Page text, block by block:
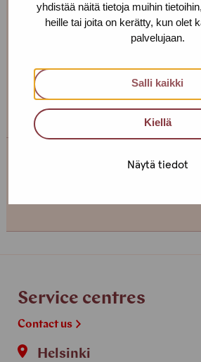
yhdistää näitä tietoja muihin
heille tai joita on kerätty, kun olet
palvelujaan.
Salli kaikki
Kiellä
Näytä tiedot
We are open every
If you want to make an
or text us! We can also meet
can’t come to the office!
Service centre Helsinki
Service centres
Contact us
Helsinki